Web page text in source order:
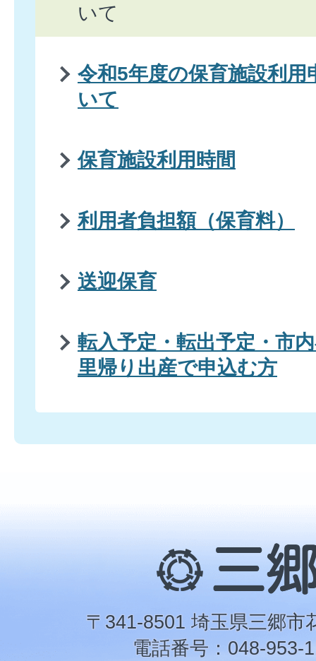
いて
令和5年度の保育施設利用
いて
保育施設利用時間
利用者負担額（保育料）
送迎保育
転入予定・転出予定・市
里帰り出産で申込む方
三
郷
市
〒341-8501 埼玉県三郷市
電話番号：048-953-